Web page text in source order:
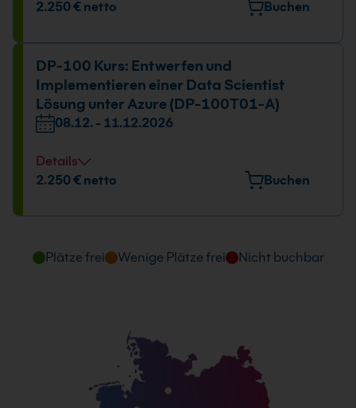
Datum und Uhrzeit
2.250 € netto Buchen
DP-100 Kurs: Entwerfen und
Implementieren einer Data Scientist
Lösung unter Azure (DP-100T01-A)
08.12. - 11.12.2026
Details
Datum und Uhrzeit
2.250 € netto Buchen
Plätze frei Wenige Plätze frei Nicht buchbar